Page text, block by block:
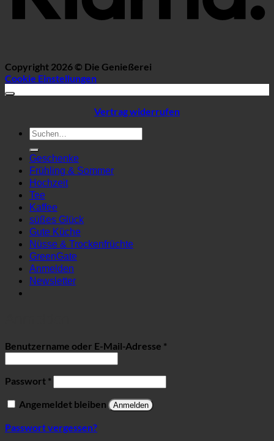
Copyright 2026 © Die Genießerei
Cookie Einstellungen
Vertrag widerrufen
Suchen
nach:
Geschenke
Frühling & Sommer
Hochzeit
Tee
Kaffee
süßes Glück
Gute Küche
Nüsse & Trockenfrüchte
GreenGate
Anmelden
Newsletter
Benutzername oder E-Mail-Adresse *Erforderlich
Passwort *Erforderlich
Angemeldet bleiben Anmelden
Passwort vergessen?